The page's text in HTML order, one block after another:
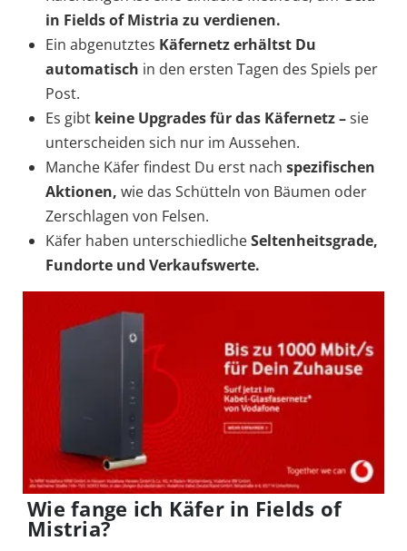
in Fields of Mistria zu verdienen.
Ein abgenutztes Käfernetz erhältst Du
automatisch in den ersten Tagen des Spiels per
Post.
Es gibt keine Upgrades für das Käfernetz–sie
unterscheiden sich nur im Aussehen.
Manche Käfer findest Du erst nach spezifischen
Aktionen, wie das Schütteln von Bäumen oder
Zerschlagen von Felsen.
Käfer haben unterschiedlicheSeltenheitsgrade,
Fundorte und Verkaufswerte.
Wie fange ich Käfer in Fields of
Mistria?